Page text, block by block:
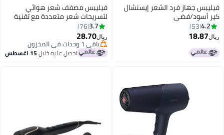
فيليبس جهاز فرد الشعر إيسنشال
كير أسود/فضي
4.2
53
ريال18.87
فيليبس مصفف شعر هوائي
لتسريحات شعر متعددة مع تقنية
توزيع الحرارة للحصول على شعر
ملحقات، 1000 وات أزرق
3.7
76
ريال28.70
باقي 1 وحدات في المخزون
باقي 1 وحدات في المخزون احصل عليه خلال15 اغسطس